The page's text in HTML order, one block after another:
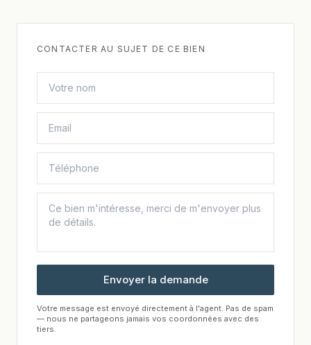
CONTACTER AU SUJET DE CE BIEN
Envoyer la demande
Votre message est envoyé directement à l'agent. Pas de spam
— nous ne partageons jamais vos coordonnées avec des
tiers.